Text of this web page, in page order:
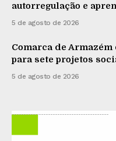
autorregulação e
5 de agosto de 2026
Comarca de
para sete projetos
5 de agosto de 2026